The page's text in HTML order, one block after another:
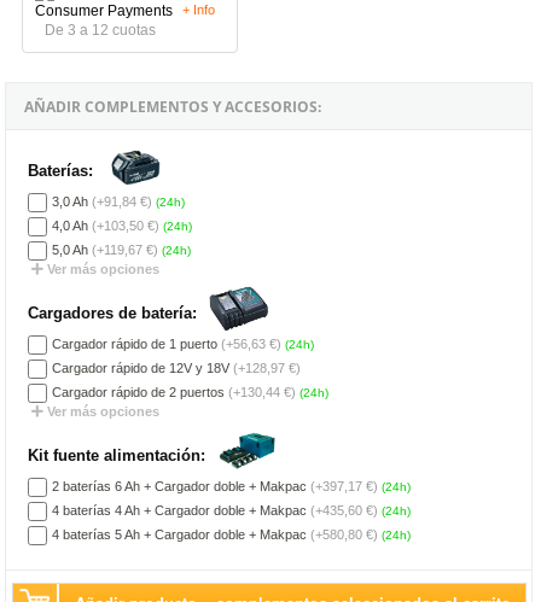
De 3 a 12 cuotas
+ Info
AÑADIR COMPLEMENTOS Y ACCESORIOS:
Baterías:
3,0 Ah (+91,84 €) (24h)
4,0 Ah (+103,50 €) (24h)
5,0 Ah (+119,67 €) (24h)
Ver más opciones
Cargadores de batería:
Cargador rápido de 1 puerto (+56,63 €) (24h)
Cargador rápido de 12V y 18V (+128,97 €)
Cargador rápido de 2 puertos (+130,44 €) (24h)
Ver más opciones
Kit fuente alimentación:
2 baterías 6 Ah + Cargador doble + Makpac (+397,17 €) (24h)
4 baterías 4 Ah + Cargador doble + Makpac (+435,60 €) (24h)
4 baterías 5 Ah + Cargador doble + Makpac (+580,80 €) (24h)